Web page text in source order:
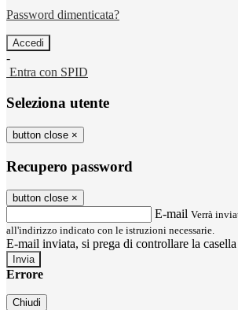
Password dimenticata?
-
Entra con SPID
Seleziona utente
button close ×
Recupero password
button close ×
E-mail Verrà
all'indirizzo indicato con le istruzioni necessarie.
E-mail inviata, si prega di controllare la
Errore
Chiudi